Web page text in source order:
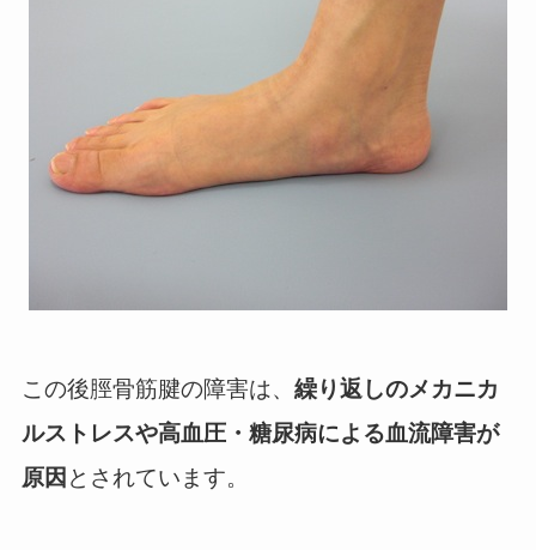
この後脛骨筋腱の障害は、 繰り返しのメカニカ
ルストレスや高血圧・糖尿病による血流障害が
原因 とされています。